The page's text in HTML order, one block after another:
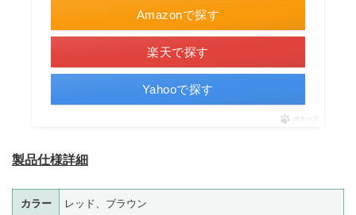
Amazonで探す
楽天で探す
Yahooで探す
ポチップ
製品仕様詳細
カラー レッド、ブラウン